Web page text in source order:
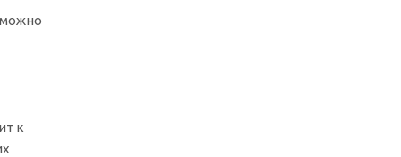
к